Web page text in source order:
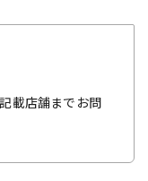
載店舗までお問